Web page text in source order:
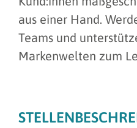
aus einer Hand.
Teams und
Markenwelten zum